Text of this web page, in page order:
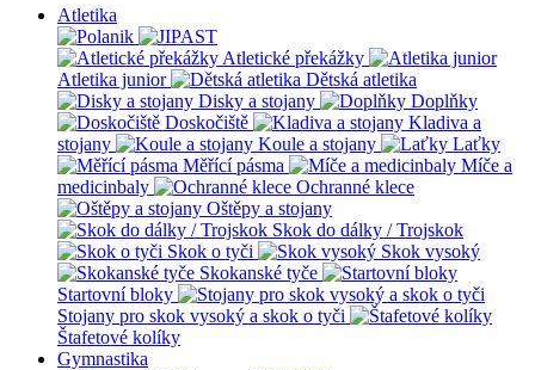
Atletika
Atletické překážky
Atletika junior
Dětská atletika
Disky a stojany
Doplňky
Doskočiště
Kladiva a
stojany
Koule a stojany
Laťky
Měřící pásma
Míče a
medicinbaly
Ochranné klece
Oštěpy a stojany
Skok do dálky / Trojskok
Skok o tyči
Skok vysoký
Skokanské tyče
Startovní bloky
Stojany pro skok vysoký a skok o tyči
Štafetové kolíky
Gymnastika